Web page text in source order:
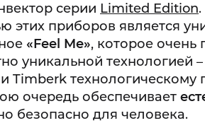
серии Limited Edition.
этих приборов является
«Feel Me», которое
уникальной технологией
Timberk технологическому
очередь обеспечивает
безопасно для человека.